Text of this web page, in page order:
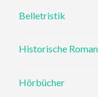
Belletristik
Historische
Hörbücher